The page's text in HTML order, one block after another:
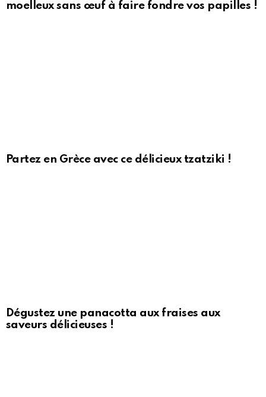
moelleux sans œuf à faire fondre vos papilles !
Partez en Grèce avec ce délicieux tzatziki !
Dégustez une panacotta aux fraises aux
saveurs délicieuses !